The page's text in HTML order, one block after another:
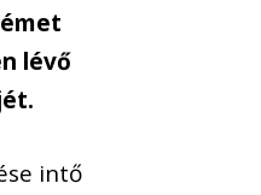
lévő
intő